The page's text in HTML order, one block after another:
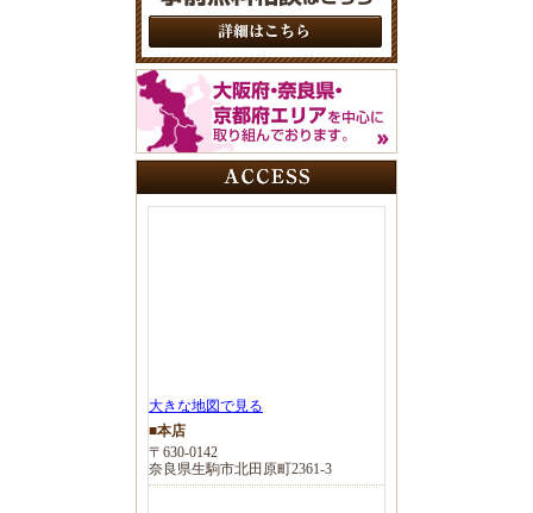
大きな地図で見る
■本店
〒630-0142
奈良県生駒市北田原町2361-3